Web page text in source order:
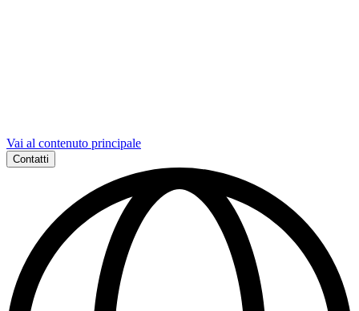
Vai al contenuto principale
Contatti